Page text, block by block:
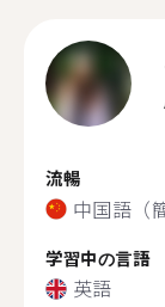
流暢
中国語（
学習中の言語
英語